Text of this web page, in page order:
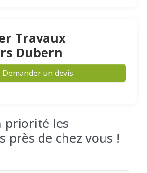
Travaux
Dubern
Demander un devis
priorité les
près de chez vous !